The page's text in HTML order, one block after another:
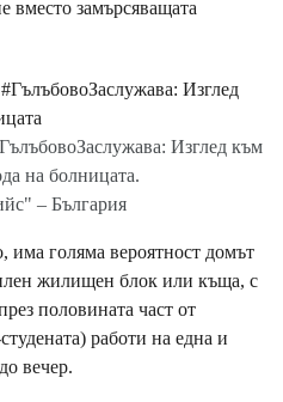
вместо замърсяващата
Изглед към
на болницата.
– България
има голяма вероятност домът
жилищен блок или къща, с
половината част от
работи на една и
вечер.